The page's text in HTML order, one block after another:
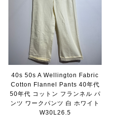
40s 50s A Wellington Fabric
Cotton Flannel Pants 40年代
50年代 コットン フランネル パ
ンツ ワークパンツ 白 ホワイト
W30L26.5